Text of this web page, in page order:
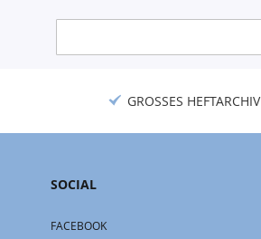
Newsletter:
GROSSES HEFTARCHIV
SOCIAL
FACEBOOK